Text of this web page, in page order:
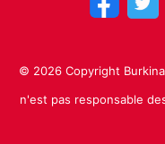
© 2026 Copyright
n'est pas responsable